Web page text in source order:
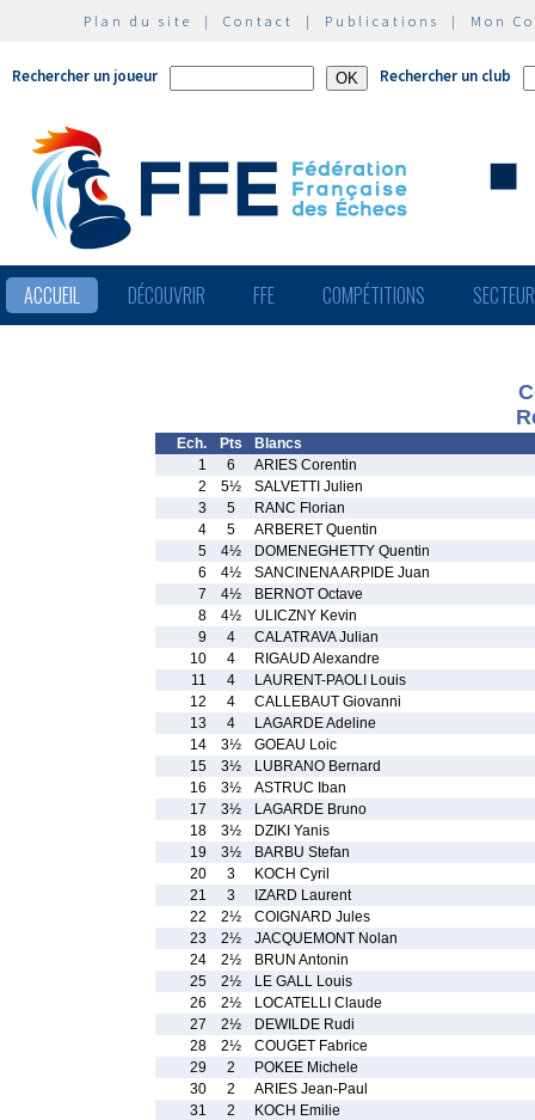
Plan du site | Contact | Publications | Mon
Rechercher un joueur Rechercher un club
ACCUEIL DÉCOUVRIR FFE COMPÉTITIONS
Ech. Pts
Blancs
1
6
ARIES Corentin
2
5½
SALVETTI Julien
3
5
RANC Florian
4
5
ARBERET Quentin
5
4½
DOMENEGHETTY Quentin
6
4½
SANCINENA ARPIDE Juan
7
4½
BERNOT Octave
8
4½
ULICZNY Kevin
9
4
CALATRAVA Julian
10
4
RIGAUD Alexandre
11
4
LAURENT-PAOLI Louis
12
4
CALLEBAUT Giovanni
13
4
LAGARDE Adeline
14
3½
GOEAU Loic
15
3½
LUBRANO Bernard
16
3½
ASTRUC Iban
17
3½
LAGARDE Bruno
18
3½
DZIKI Yanis
19
3½
BARBU Stefan
20
3
KOCH Cyril
21
3
IZARD Laurent
22
2½
COIGNARD Jules
23
2½
JACQUEMONT Nolan
24
2½
BRUN Antonin
25
2½
LE GALL Louis
26
2½
LOCATELLI Claude
27
2½
DEWILDE Rudi
28
2½
COUGET Fabrice
29
2
POKEE Michele
30
2
ARIES Jean-Paul
31
2 KOCH Emilie